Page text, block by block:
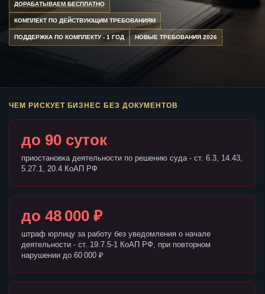
ДОРАБАТЫВАЕМ БЕСПЛАТНО
КОМПЛЕКТ ПО ДЕЙСТВУЮЩИМ ТРЕБОВАНИЯМ
ПОДДЕРЖКА ПО КОМПЛЕКТУ - 1 ГОД НОВЫЕ ТРЕБОВАНИЯ 2026
ЧЕМ РИСКУЕТ БИЗНЕС БЕЗ ДОКУМЕНТОВ
до 90 суток
приостановка деятельности по решению суда - ст. 6.3, 14.43,
5.27.1, 20.4 КоАП РФ
до 48 000 ₽
штраф юрлицу за работу без уведомления о начале
деятельности - ст. 19.7.5-1 КоАП РФ, при повторном
нарушении до 60 000 ₽